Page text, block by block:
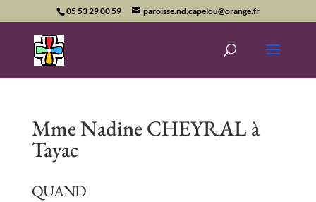
05 53 29 00 59 paroisse.nd.capelou@orange.fr
Mme Nadine CHEYRAL à
Tayac
QUAND